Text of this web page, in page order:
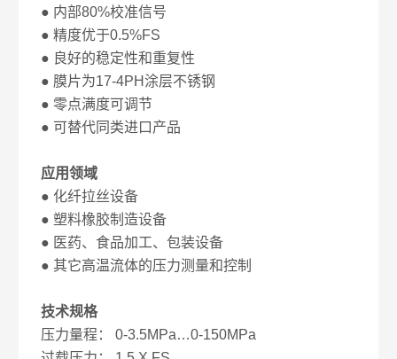
● 内部80%校准信号
● 精度优于0.5%FS
● 良好的稳定性和重复性
● 膜片为17-4PH涂层不锈钢
● 零点满度可调节
● 可替代同类进口产品
应用领域
● 化纤拉丝设备
● 塑料橡胶制造设备
● 医药、食品加工、包装设备
● 其它高温流体的压力测量和控制
技术规格
压力量程： 0-3.5MPa…0-150MPa